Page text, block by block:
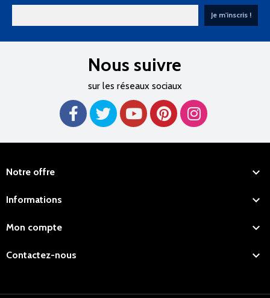
Nous suivre
sur les réseaux sociaux
Notre offre 
Informations 
Mon compte 
Contactez-nous 